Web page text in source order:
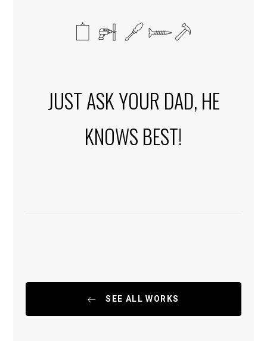
JUST ASK YOUR DAD, HE
KNOWS BEST!
SEE ALL WORKS